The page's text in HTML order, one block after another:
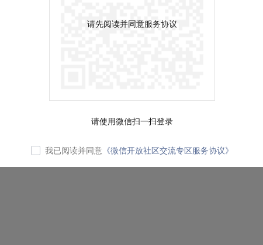
请先阅读并同意服务协议
请使用微信扫一扫登录
我已阅读并同意 《微信开放社区交流专区服务协议》